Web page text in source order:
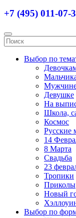
+7 (495) 011-07-
Выбор по
Девушке
На
Школа,
Космос
Русские
14
8 Марта
Свадьба
23
Тропики
Приколы
Новый
Выбор по